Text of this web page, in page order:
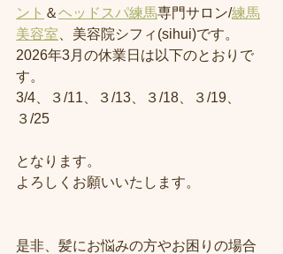
ント ＆ヘッドスパ練馬専門サロン/練馬
美容室 、美容院シフィ(sihui)です。
2026年3月の休業日は以下のとおりで
す。
3/4、３/11、３/13、３/18、３/19、
３/25
となります。
よろしくお願いいたします。
是非、髪にお悩みの方やお困りの場合